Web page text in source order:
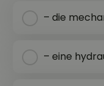
– die
– eine